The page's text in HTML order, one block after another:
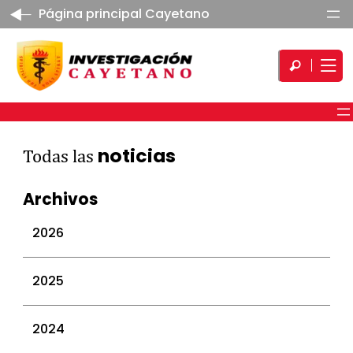
Página principal Cayetano
Todas las noticias
Archivos
2026
julio 2026
mayo 2026
2025
diciembre 2025
2024